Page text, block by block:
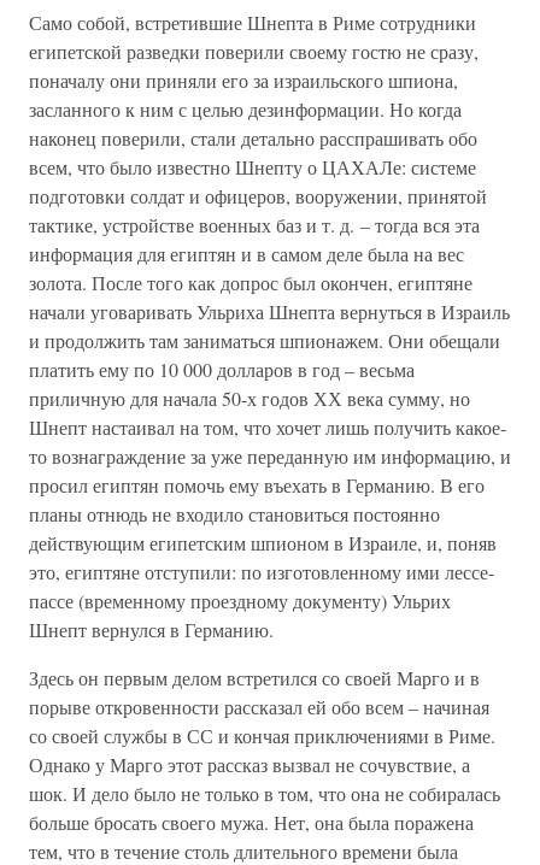
Само собой, встретившие Шнепта в Риме сотрудники
египетской разведки поверили своему гостю не сразу,
поначалу они приняли его за израильского шпиона,
засланного к ним с целью дезинформации. Но когда
наконец поверили, стали детально расспрашивать обо
всем, что было известно Шнепту о ЦАХАЛе: системе
подготовки солдат и офицеров, вооружении, принятой
тактике, устройстве военных баз и т. д. – тогда вся эта
информация для египтян и в самом деле была на вес
золота. После того как допрос был окончен, египтяне
начали уговаривать Ульриха Шнепта вернуться в Израиль
и продолжить там заниматься шпионажем. Они обещали
платить ему по 10 000 долларов в год – весьма
приличную для начала 50-х годов ХХ века сумму, но
Шнепт настаивал на том, что хочет лишь получить какое-
то вознаграждение за уже переданную им информацию, и
просил египтян помочь ему въехать в Германию. В его
планы отнюдь не входило становиться постоянно
действующим египетским шпионом в Израиле, и, поняв
это, египтяне отступили: по изготовленному ими лессе-
пассе (временному проездному документу) Ульрих
Шнепт вернулся в Германию.
Здесь он первым делом встретился со своей Марго и в
порыве откровенности рассказал ей обо всем – начиная
со своей службы в СС и кончая приключениями в Риме.
Однако у Марго этот рассказ вызвал не сочувствие, а
шок. И дело было не только в том, что она не собиралась
больше бросать своего мужа. Нет, она была поражена
тем, что в течение столь длительного времени была